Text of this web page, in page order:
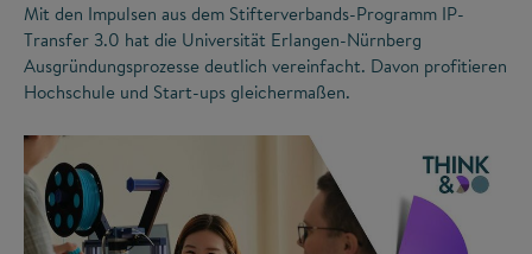
Mit den Impulsen aus dem Stifterverbands-Programm IP-
Transfer 3.0 hat die Universität Erlangen-Nürnberg
Ausgründungsprozesse deutlich vereinfacht. Davon profitieren
Hochschule und Start-ups gleichermaßen.